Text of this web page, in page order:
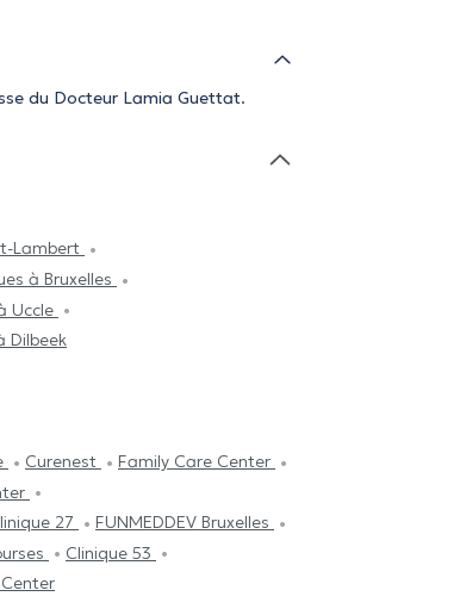
du Docteur Lamia Guettat.
Lambert
à Bruxelles
Uccle
Dilbeek
Curenest
Family Care Center
27
FUNMEDDEV Bruxelles
Clinique 53